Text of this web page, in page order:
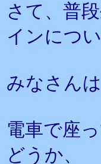
さて、普
インについ
みなさん
電車で座
どうか、